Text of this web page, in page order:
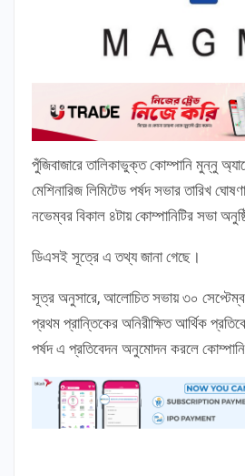
পুঁজিবাজারে তালিকাভুক্ত কোম্পানি মুন্নু
মেশিনারিজ লিমিটেড পর্ষদ সভার তারিখ
নভেম্বর বিকাল ৪টায় কোম্পানিটির সভা
ডিএসই সূত্রে এ তথ্য জানা গেছে।
সূত্র অনুসারে, আলোচিত সভায় ৩০
প্রথম প্রান্তিকের অনিরীক্ষিত আর্থিক
পর্ষদ এ প্রতিবেদন অনুমোদন করলে